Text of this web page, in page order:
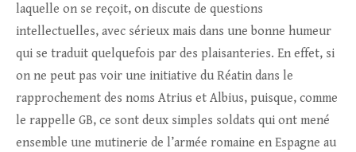
laquelle on se reçoit, on discute de questions
intellectuelles, avec sérieux mais dans une bonne humeur
qui se traduit quelquefois par des plaisanteries. En effet, si
on ne peut pas voir une initiative du Réatin dans le
rapprochement des noms Atrius et Albius, puisque, comme
le rappelle GB, ce sont deux simples soldats qui ont mené
ensemble une mutinerie de l’armée romaine en Espagne au